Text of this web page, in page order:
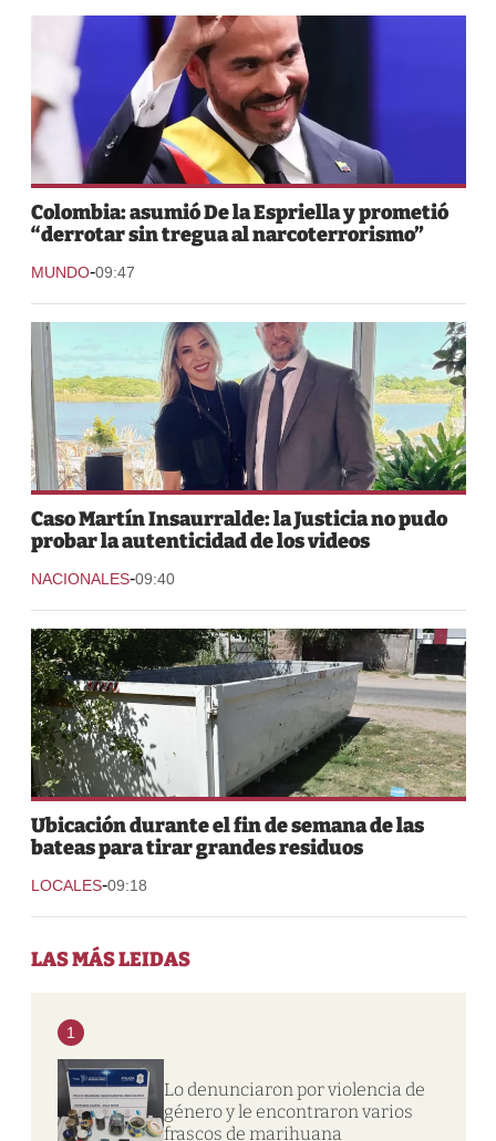
Colombia: asumió De la Espriella y prometió
“derrotar sin tregua al narcoterrorismo”
MUNDO-09:47
Caso Martín Insaurralde: la Justicia no pudo
probar la autenticidad de los videos
NACIONALES-09:40
Ubicación durante el fin de semana de las
bateas para tirar grandes residuos
LOCALES-09:18
LAS MÁS LEIDAS
1
Lo denunciaron por violencia de
género y le encontraron varios
frascos de marihuana